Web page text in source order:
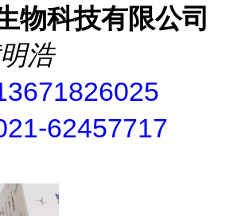
物科技有限公司
浩
62457717